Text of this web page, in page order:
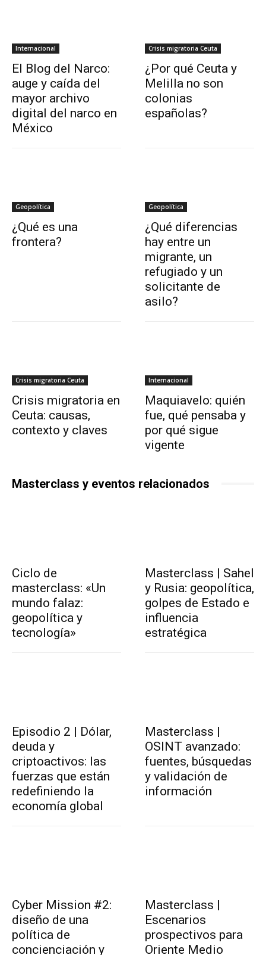
Internacional
El Blog del Narco:
auge y caída del
mayor archivo
digital del narco en
México
Crisis migratoria Ceuta
¿Por qué Ceuta y
Melilla no son
colonias
españolas?
Geopolítica
¿Qué es una
frontera?
Geopolítica
¿Qué diferencias
hay entre un
migrante, un
refugiado y un
solicitante de
asilo?
Crisis migratoria Ceuta
Crisis migratoria en
Ceuta: causas,
contexto y claves
Internacional
Maquiavelo: quién
fue, qué pensaba y
por qué sigue
vigente
Masterclass y eventos relacionados
Ciclo de
masterclass: «Un
mundo falaz:
geopolítica y
tecnología»
Masterclass | Sahel
y Rusia: geopolítica,
golpes de Estado e
influencia
estratégica
Episodio 2 | Dólar,
deuda y
criptoactivos: las
fuerzas que están
redefiniendo la
economía global
Masterclass |
OSINT avanzado:
fuentes, búsquedas
y validación de
información
Cyber Mission #2:
diseño de una
política de
concienciación y
Masterclass |
Escenarios
prospectivos para
Oriente Medio